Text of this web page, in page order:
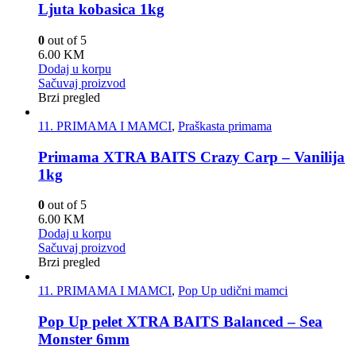
Ljuta kobasica 1kg
0 out of 5
6.00 KM
Dodaj u korpu
Sačuvaj proizvod
Brzi pregled
11. PRIMAMA I MAMCI, Praškasta primama
Primama XTRA BAITS Crazy Carp – Vanilija
1kg
0 out of 5
6.00 KM
Dodaj u korpu
Sačuvaj proizvod
Brzi pregled
11. PRIMAMA I MAMCI, Pop Up udični mamci
Pop Up pelet XTRA BAITS Balanced – Sea
Monster 6mm